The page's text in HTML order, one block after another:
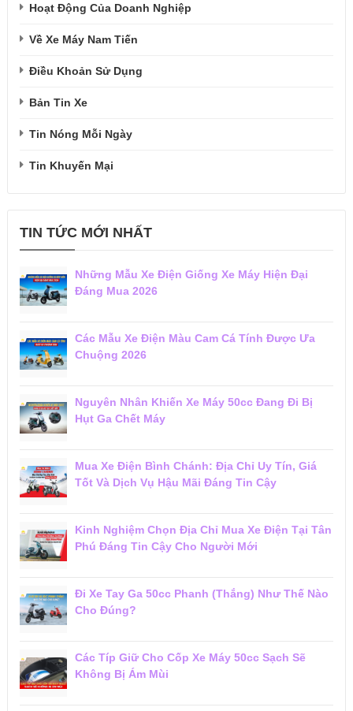
Hoạt Động Của Doanh Nghiệp
Về Xe Máy Nam Tiến
Điều Khoản Sử Dụng
Bản Tin Xe
Tin Nóng Mỗi Ngày
Tin Khuyến Mại
TIN TỨC MỚI NHẤT
Những Mẫu Xe Điện Giống Xe Máy Hiện Đại
Đáng Mua 2026
Các Mẫu Xe Điện Màu Cam Cá Tính Được Ưa
Chuộng 2026
Nguyên Nhân Khiến Xe Máy 50cc Đang Đi Bị
Hụt Ga Chết Máy
Mua Xe Điện Bình Chánh: Địa Chỉ Uy Tín, Giá
Tốt Và Dịch Vụ Hậu Mãi Đáng Tin Cậy
Kinh Nghiệm Chọn Địa Chỉ Mua Xe Điện Tại Tân
Phú Đáng Tin Cậy Cho Người Mới
Đi Xe Tay Ga 50cc Phanh (Thắng) Như Thế Nào
Cho Đúng?
Các Típ Giữ Cho Cốp Xe Máy 50cc Sạch Sẽ
Không Bị Ám Mùi